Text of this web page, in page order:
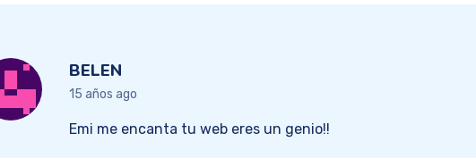
BELEN
15 años ago
Emi me encanta tu web eres un genio!!